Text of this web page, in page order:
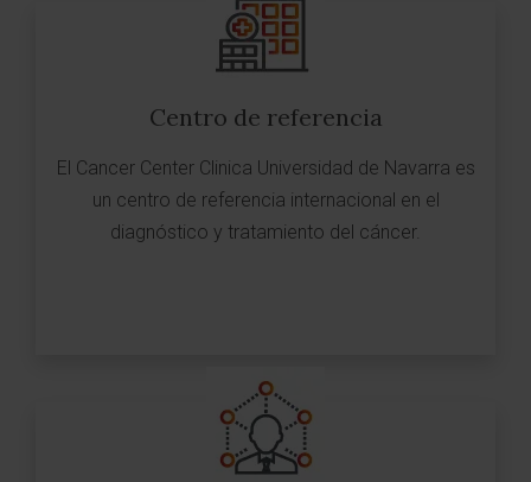
Centro de referencia
El Cancer Center Clinica Universidad de Navarra es
un centro de referencia internacional en el
diagnóstico y tratamiento del cáncer.